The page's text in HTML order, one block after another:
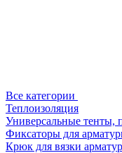
Все категории
Теплоизоляция
Универсальные тенты,
Фиксаторы для
Крюк для вязки